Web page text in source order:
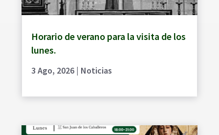
Horario de verano para la visita de los
lunes.
3 Ago, 2026| Noticias